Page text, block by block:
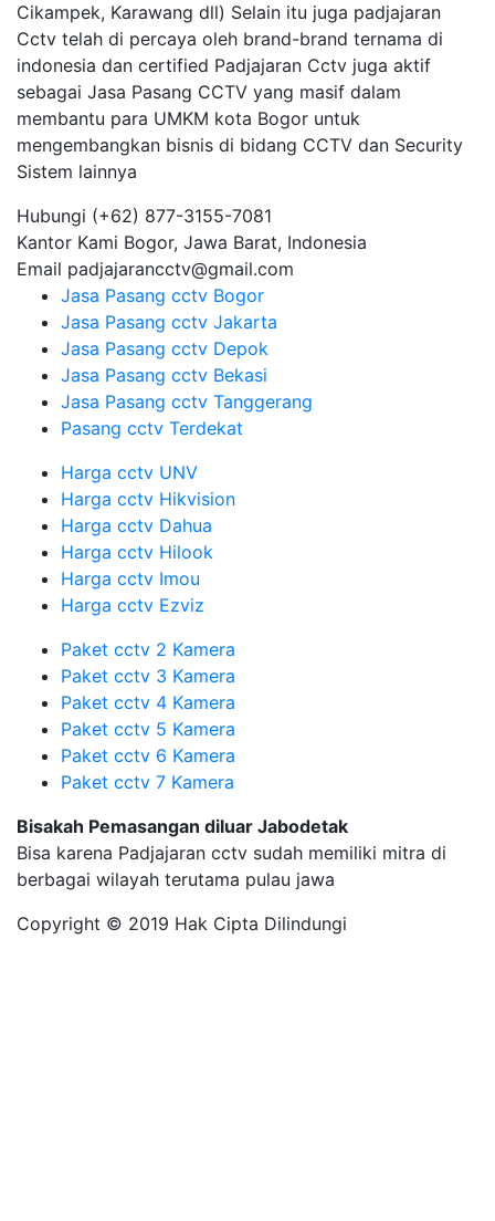
Cikampek, Karawang dll) Selain itu juga padjajaran
Cctv telah di percaya oleh brand-brand ternama di
indonesia dan certified Padjajaran Cctv juga aktif
sebagai Jasa Pasang CCTV yang masif dalam
membantu para UMKM kota Bogor untuk
mengembangkan bisnis di bidang CCTV dan Security
Sistem lainnya
Hubungi (+62) 877-3155-7081
Kantor Kami Bogor, Jawa Barat, Indonesia
Email padjajarancctv@gmail.com
Jasa Pasang cctv Bogor
Jasa Pasang cctv Jakarta
Jasa Pasang cctv Depok
Jasa Pasang cctv Bekasi
Jasa Pasang cctv Tanggerang
Pasang cctv Terdekat
Harga cctv UNV
Harga cctv Hikvision
Harga cctv Dahua
Harga cctv Hilook
Harga cctv Imou
Harga cctv Ezviz
Paket cctv 2 Kamera
Paket cctv 3 Kamera
Paket cctv 4 Kamera
Paket cctv 5 Kamera
Paket cctv 6 Kamera
Paket cctv 7 Kamera
Bisakah Pemasangan diluar Jabodetak
Bisa karena Padjajaran cctv sudah memiliki mitra di
berbagai wilayah terutama pulau jawa
Copyright © 2019 Hak Cipta Dilindungi